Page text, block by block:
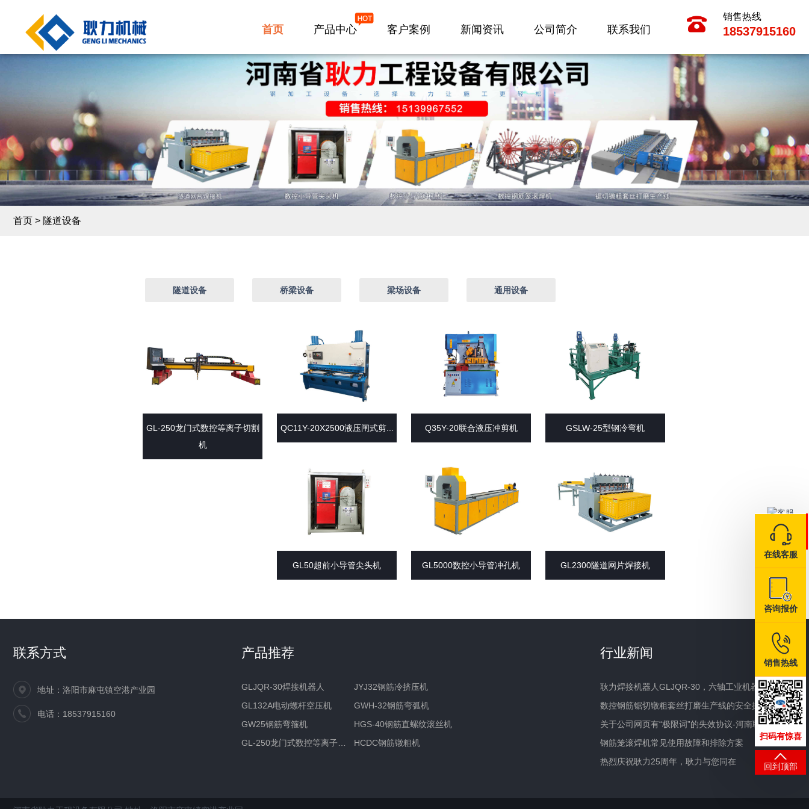
在线客服
咨询报价
销售热线
扫码有惊喜
回到顶部
首页 产品中心 客户案例 新闻资讯 公司简介 联系我们
销售热线
18537915160
首页 > 隧道设备
隧道设备 桥梁设备 梁场设备 通用设备
GL-250龙门式数控等离子切割
机
QC11Y-20X2500液压闸式剪... Q35Y-20联合液压冲剪机 GSLW-25型钢冷弯机
GL50超前小导管尖头机 GL5000数控小导管冲孔机 GL2300隧道网片焊接机
联系方式
地址：洛阳市麻屯镇空港产业园
电话：18537915160
产品推荐
GLJQR-30焊接机器人
JYJ32钢筋冷挤压机
GL132A电动螺杆空压机
GWH-32钢筋弯弧机
GW25钢筋弯箍机
HGS-40钢筋直螺纹滚丝机
HCDC钢筋镦粗机
行业新闻
耿力焊接机器人GLJQR-30，六轴工业机器人，能够开源节流，有效降低制造成本
数控钢筋锯切镦粗套丝打磨生产线的安全操作规程和注意事项
关于公司网页有“极限词”的失效协议-河南耿力官网
钢筋笼滚焊机常见使用故障和排除方案
热烈庆祝耿力25周年，耿力与您同在